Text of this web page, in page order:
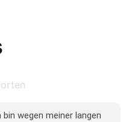
wegen meiner langen